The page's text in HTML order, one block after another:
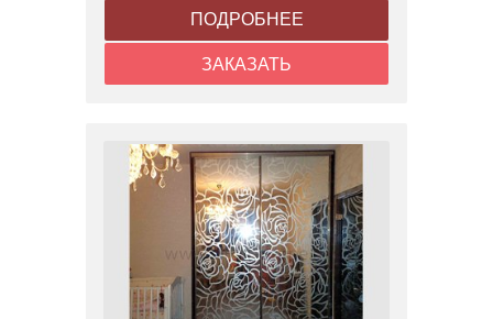
ПОДРОБНЕЕ
ЗАКАЗАТЬ